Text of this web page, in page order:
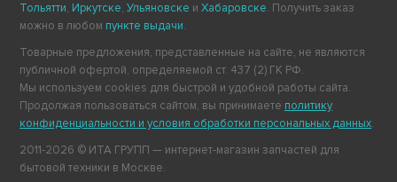
Тольятти, Иркутске,Ульяновске иХабаровске. Получить заказ
можно в любом пункте выдачи.
Товарные предложения, представленные на сайте, не являются
публичной офертой, определяемой ст. 437 (2) ГК РФ.
Мы используем cookies для быстрой и удобной работы сайта.
Продолжая пользоваться сайтом, вы принимаете политику
конфиденциальности и условия обработки персональных данных.
2011-2026 © ИТА ГРУПП — интернет-магазин запчастей для
бытовой техники в Москве.